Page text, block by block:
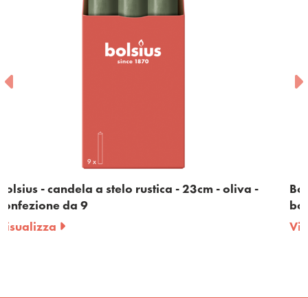
- oliva -
Bolsius - candela a stelo rustica - 23cm